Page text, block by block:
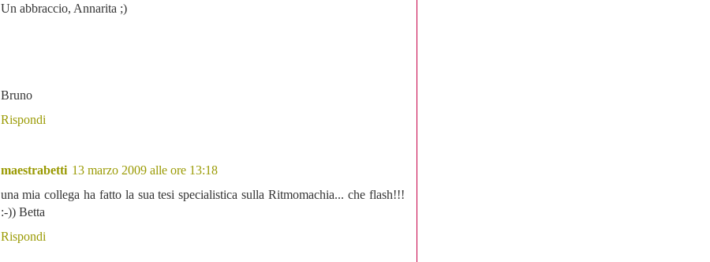
Un abbraccio, Annarita ;)
Bruno
Rispondi
maestrabetti 13 marzo 2009 alle ore 13:18
una mia collega ha fatto la sua tesi specialistica sulla Ritmomachia... che flash!!!
:-)) Betta
Rispondi